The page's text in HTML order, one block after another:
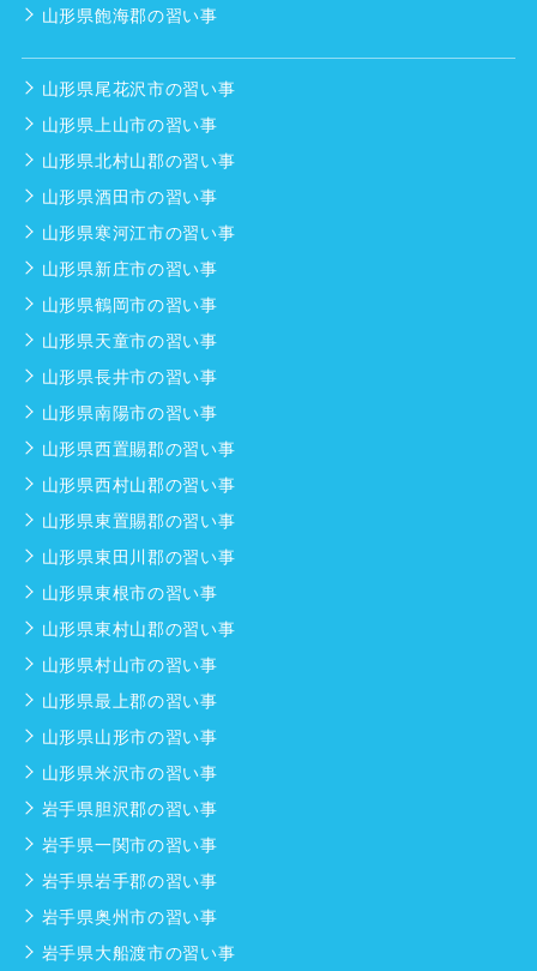
山形県飽海郡の習い事
山形県尾花沢市の習い事
山形県上山市の習い事
山形県北村山郡の習い事
山形県酒田市の習い事
山形県寒河江市の習い事
山形県新庄市の習い事
山形県鶴岡市の習い事
山形県天童市の習い事
山形県長井市の習い事
山形県南陽市の習い事
山形県西置賜郡の習い事
山形県西村山郡の習い事
山形県東置賜郡の習い事
山形県東田川郡の習い事
山形県東根市の習い事
山形県東村山郡の習い事
山形県村山市の習い事
山形県最上郡の習い事
山形県山形市の習い事
山形県米沢市の習い事
岩手県胆沢郡の習い事
岩手県一関市の習い事
岩手県岩手郡の習い事
岩手県奥州市の習い事
岩手県大船渡市の習い事